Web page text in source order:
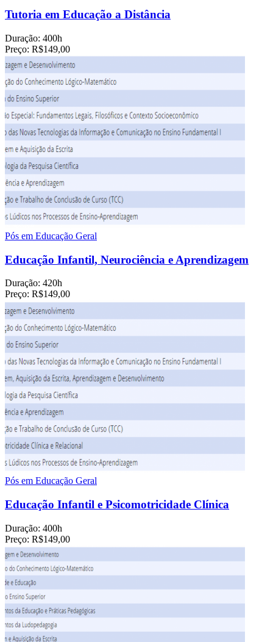
Tutoria em Educação a Distância
Duração: 400h
Preço: R$149,00
Pós em Educação Geral
Educação Infantil, Neurociência e Aprendizagem
Duração: 420h
Preço: R$149,00
Pós em Educação Geral
Educação Infantil e Psicomotricidade Clínica
Duração: 400h
Preço: R$149,00